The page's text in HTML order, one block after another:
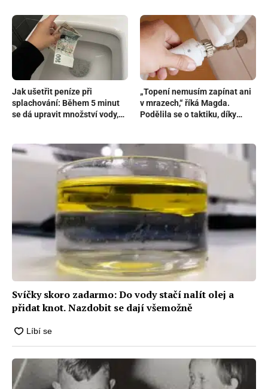
Jak ušetřit peníze při
splachování: Během 5 minut
se dá upravit množství vody,
„Topení nemusím zapínat ani
v mrazech,“ říká Magda.
Podělila se o taktiku, díky
Svíčky skoro zadarmo: Do vody stačí nalít olej a
přidat knot. Nazdobit se dají všemožně